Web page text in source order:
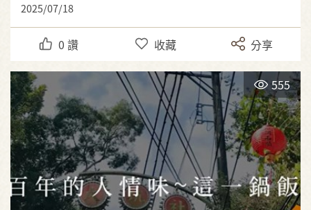
2025/07/18
0 讚 收藏 分享
555